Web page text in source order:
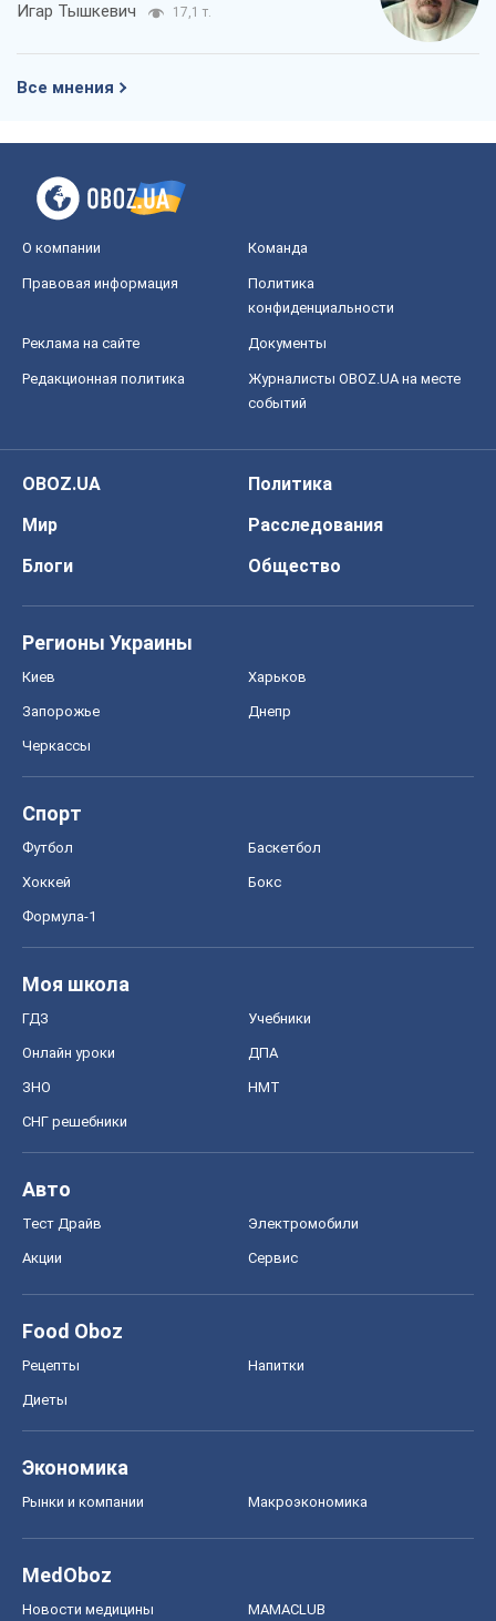
Игар Тышкевич 17,1 т.
Все мнения
О компании Команда
Правовая информация
Политика
конфиденциальности
Реклама на сайте Документы
Редакционная политика
Журналисты OBOZ.UA на месте
событий
OBOZ.UA
Политика
Мир
Расследования
Блоги
Общество
Регионы Украины
Киев Харьков
Запорожье Днепр
Черкассы
Спорт
Футбол Баскетбол
Хоккей Бокс
Формула-1
Моя школа
ГДЗ Учебники
Онлайн уроки ДПА
ЗНО НМТ
СНГ решебники
Авто
Тест Драйв Электромобили
Акции Сервис
Food Oboz
Рецепты Напитки
Диеты
Экономика
Рынки и компании Mакроэкономика
MedOboz
Новости медицины MAMACLUB